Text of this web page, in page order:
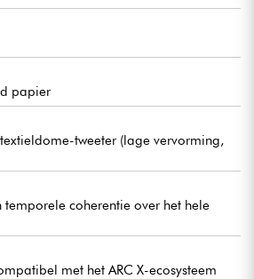
CORRECTIE
zich aan elke ruimte aan en levert
complexe aanpassingen, voor een
workflow.
transparante luidspreker ontworpen
mix- en masteringprojecten.
in een professionele studio dankzij
en de nieuwe upgradebare firmware.
papier
tweeter (lage vervorming,
coherentie over het hele
met het ARC X-ecosysteem